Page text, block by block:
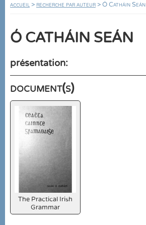
accueil > recherche par auteur > Ó Catháin Seán
Ó CATHÁIN SEÁN
présentation:
document(s)
The Practical Irish
Grammar